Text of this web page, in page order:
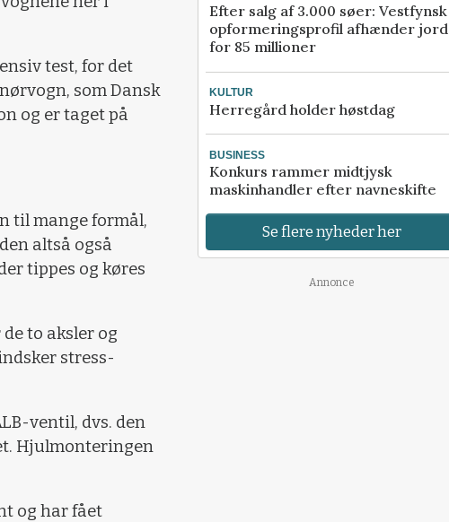
test, for det
som Dansk
og er taget på
til mange formål,
altså også
tippes og køres
to aksler og
stress-
ventil, dvs. den
Hjulmonteringen
og har fået
Efter salg af 3.000 søer: Vestfynsk
opformeringsprofil afhænder jord
for 85 millioner
KULTUR
Herregård holder høstdag
BUSINESS
Konkurs rammer midtjysk
maskinhandler efter navneskifte
Se flere nyheder her
Annonce